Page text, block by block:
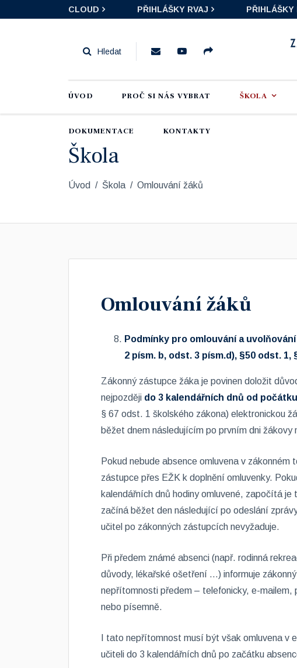
CLOUD PŘIHLÁŠKY RVAJ PŘIHLÁŠKY
ÚVOD PROČ SI NÁS VYBRAT ŠKOLA
DOKUMENTACE KONTAKTY
Škola
Úvod Škola Omlouvání žáků
Omlouvání žáků
Podmínky pro omlouvání a
2 písm. b, odst. 3 písm.d), §50 odst.
Zákonný zástupce žáka je povinen doložit
nejpozději do 3 kalendářních dnů od
§ 67 odst. 1 školského zákona) elektronickou
běžet dnem následujícím po prvním dni
Pokud nebude absence omluvena v
zástupce přes EŽK k doplnění omluvenky.
kalendářních dnů hodiny omluvené, započítá
začíná běžet den následující po odeslání
učitel po zákonných zástupcích nevyžaduje.
Při předem známé absenci (např. rodinná
důvody, lékařské ošetření …) informuje
nepřítomnosti předem – telefonicky, e-mailem,
nebo písemně.
I tato nepřítomnost musí být však omluvena v
učiteli do 3 kalendářních dnů po začátku